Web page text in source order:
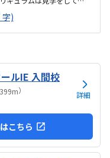
ていないみたい。月1回は
いていたが、実施してな
、一本道だから迷うこと
で子供一人でも近い人
とはないので詳しくはわ
います。気軽に入りや
い...
)
ルIE 入間校
）
詳細
こちら